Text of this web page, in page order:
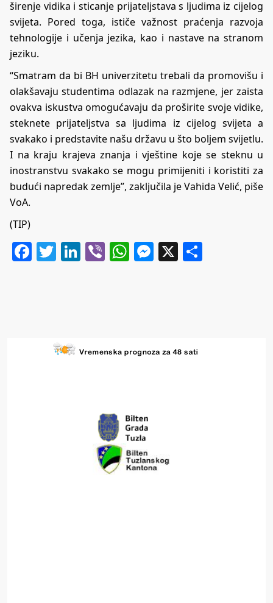
širenje vidika i sticanje prijateljstava s ljudima iz cijelog
svijeta. Pored toga, ističe važnost praćenja razvoja
tehnologije i učenja jezika, kao i nastave na stranom
jeziku.
“Smatram da bi BH univerzitetu trebali da promovišu i
olakšavaju studentima odlazak na razmjene, jer zaista
ovakva iskustva omogućavaju da proširite svoje vidike,
steknete prijateljstva sa ljudima iz cijelog svijeta a
svakako i predstavite našu državu u što boljem svijetlu.
I na kraju krajeva znanja i vještine koje se steknu u
inostranstvu svakako se mogu primijeniti i koristiti za
budući napredak zemlje”, zaključila je Vahida Velić, piše
VoA.
(TIP)
Facebook
Twitter
LinkedIn
ViberWhatsApp
Messenger
X